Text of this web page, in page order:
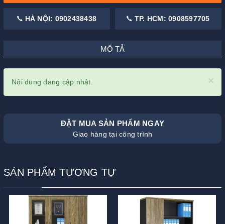
HÀ NỘI: 0902438438 TP. HCM: 0908597705
MÔ TẢ
×
Nội dung đang cập nhật.
ĐẶT MUA SẢN PHẨM NGAY
Giao hàng tại công trình
SẢN PHẨM TƯƠNG TỰ